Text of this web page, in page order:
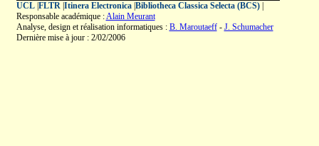
UCL| FLTR| Itinera Electronica| Bibliotheca Classica Selecta (BCS)|
Responsable académique :Alain Meurant
Analyse, design et réalisation informatiques : B. Maroutaeff- J. Schumacher
Dernière mise à jour : 2/02/2006